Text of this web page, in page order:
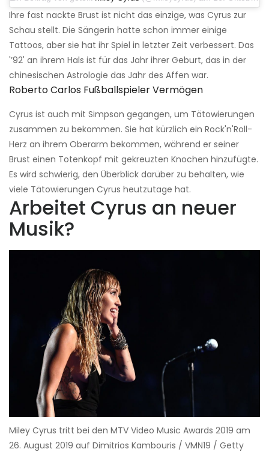
Ihre fast nackte Brust ist nicht das einzige, was Cyrus zur
Schau stellt. Die Sängerin hatte schon immer einige
Tattoos, aber sie hat ihr Spiel in letzter Zeit verbessert. Das
'’92' an ihrem Hals ist für das Jahr ihrer Geburt, das in der
chinesischen Astrologie das Jahr des Affen war.
Roberto Carlos Fußballspieler Vermögen
Cyrus ist auch mit Simpson gegangen, um Tätowierungen
zusammen zu bekommen. Sie hat kürzlich ein Rock'n'Roll-
Herz an ihrem Oberarm bekommen, während er seiner
Brust einen Totenkopf mit gekreuzten Knochen hinzufügte.
Es wird schwierig, den Überblick darüber zu behalten, wie
viele Tätowierungen Cyrus heutzutage hat.
Arbeitet Cyrus an neuer
Musik?
Miley Cyrus tritt bei den MTV Video Music Awards 2019 am
26. August 2019 auf Dimitrios Kambouris / VMN19 / Getty